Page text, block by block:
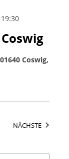
19:30
Coswig,
NÄCHSTE